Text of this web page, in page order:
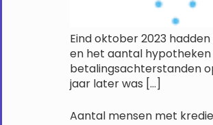
Eind oktober 2023
en het aantal
betalingsachterstanden
jaar later was […]
Aantal mensen met